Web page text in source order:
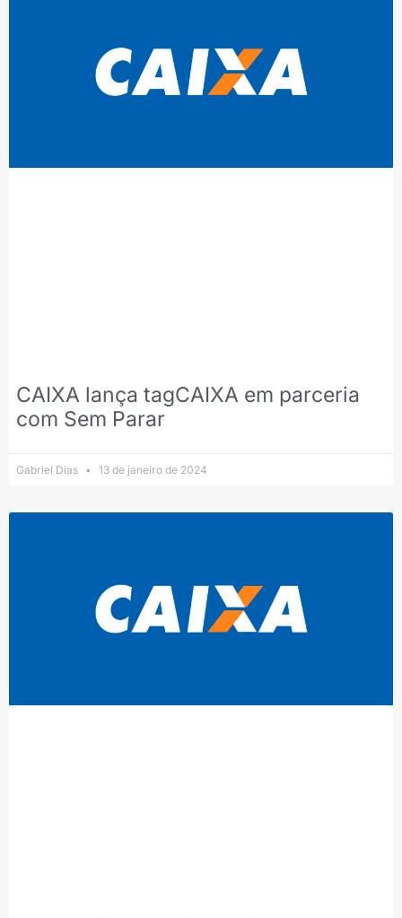
CAIXA lança tagCAIXA em parceria
com Sem Parar
Gabriel Dias 13 de janeiro de 2024